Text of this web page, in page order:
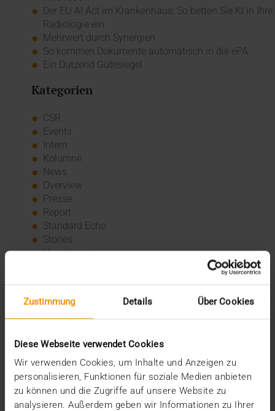
Zustimmung Details Über Cookies
Diese Webseite verwendet Cookies
Wir verwenden Cookies, um Inhalte und Anzeigen zu
personalisieren, Funktionen für soziale Medien anbieten
zu können und die Zugriffe auf unsere Website zu
analysieren. Außerdem geben wir Informationen zu Ihrer
Der EU AI Act im Krankenhaus: So betten Sie KI in Ihre
Radiologie ein
Mehrwert durch Synergien
So kommen Dokumente automatisch in die ePA
Ein Dutzend Gütesiegel
Kategorien
CSR
Events
Intern
Kolumne
News
Overview
Presse
Report
Standard Echo
Stories
Vernetzung
2026
Juni (4)
Mai (3)
April (1)
März (1)
Februar (2)
Januar (5)